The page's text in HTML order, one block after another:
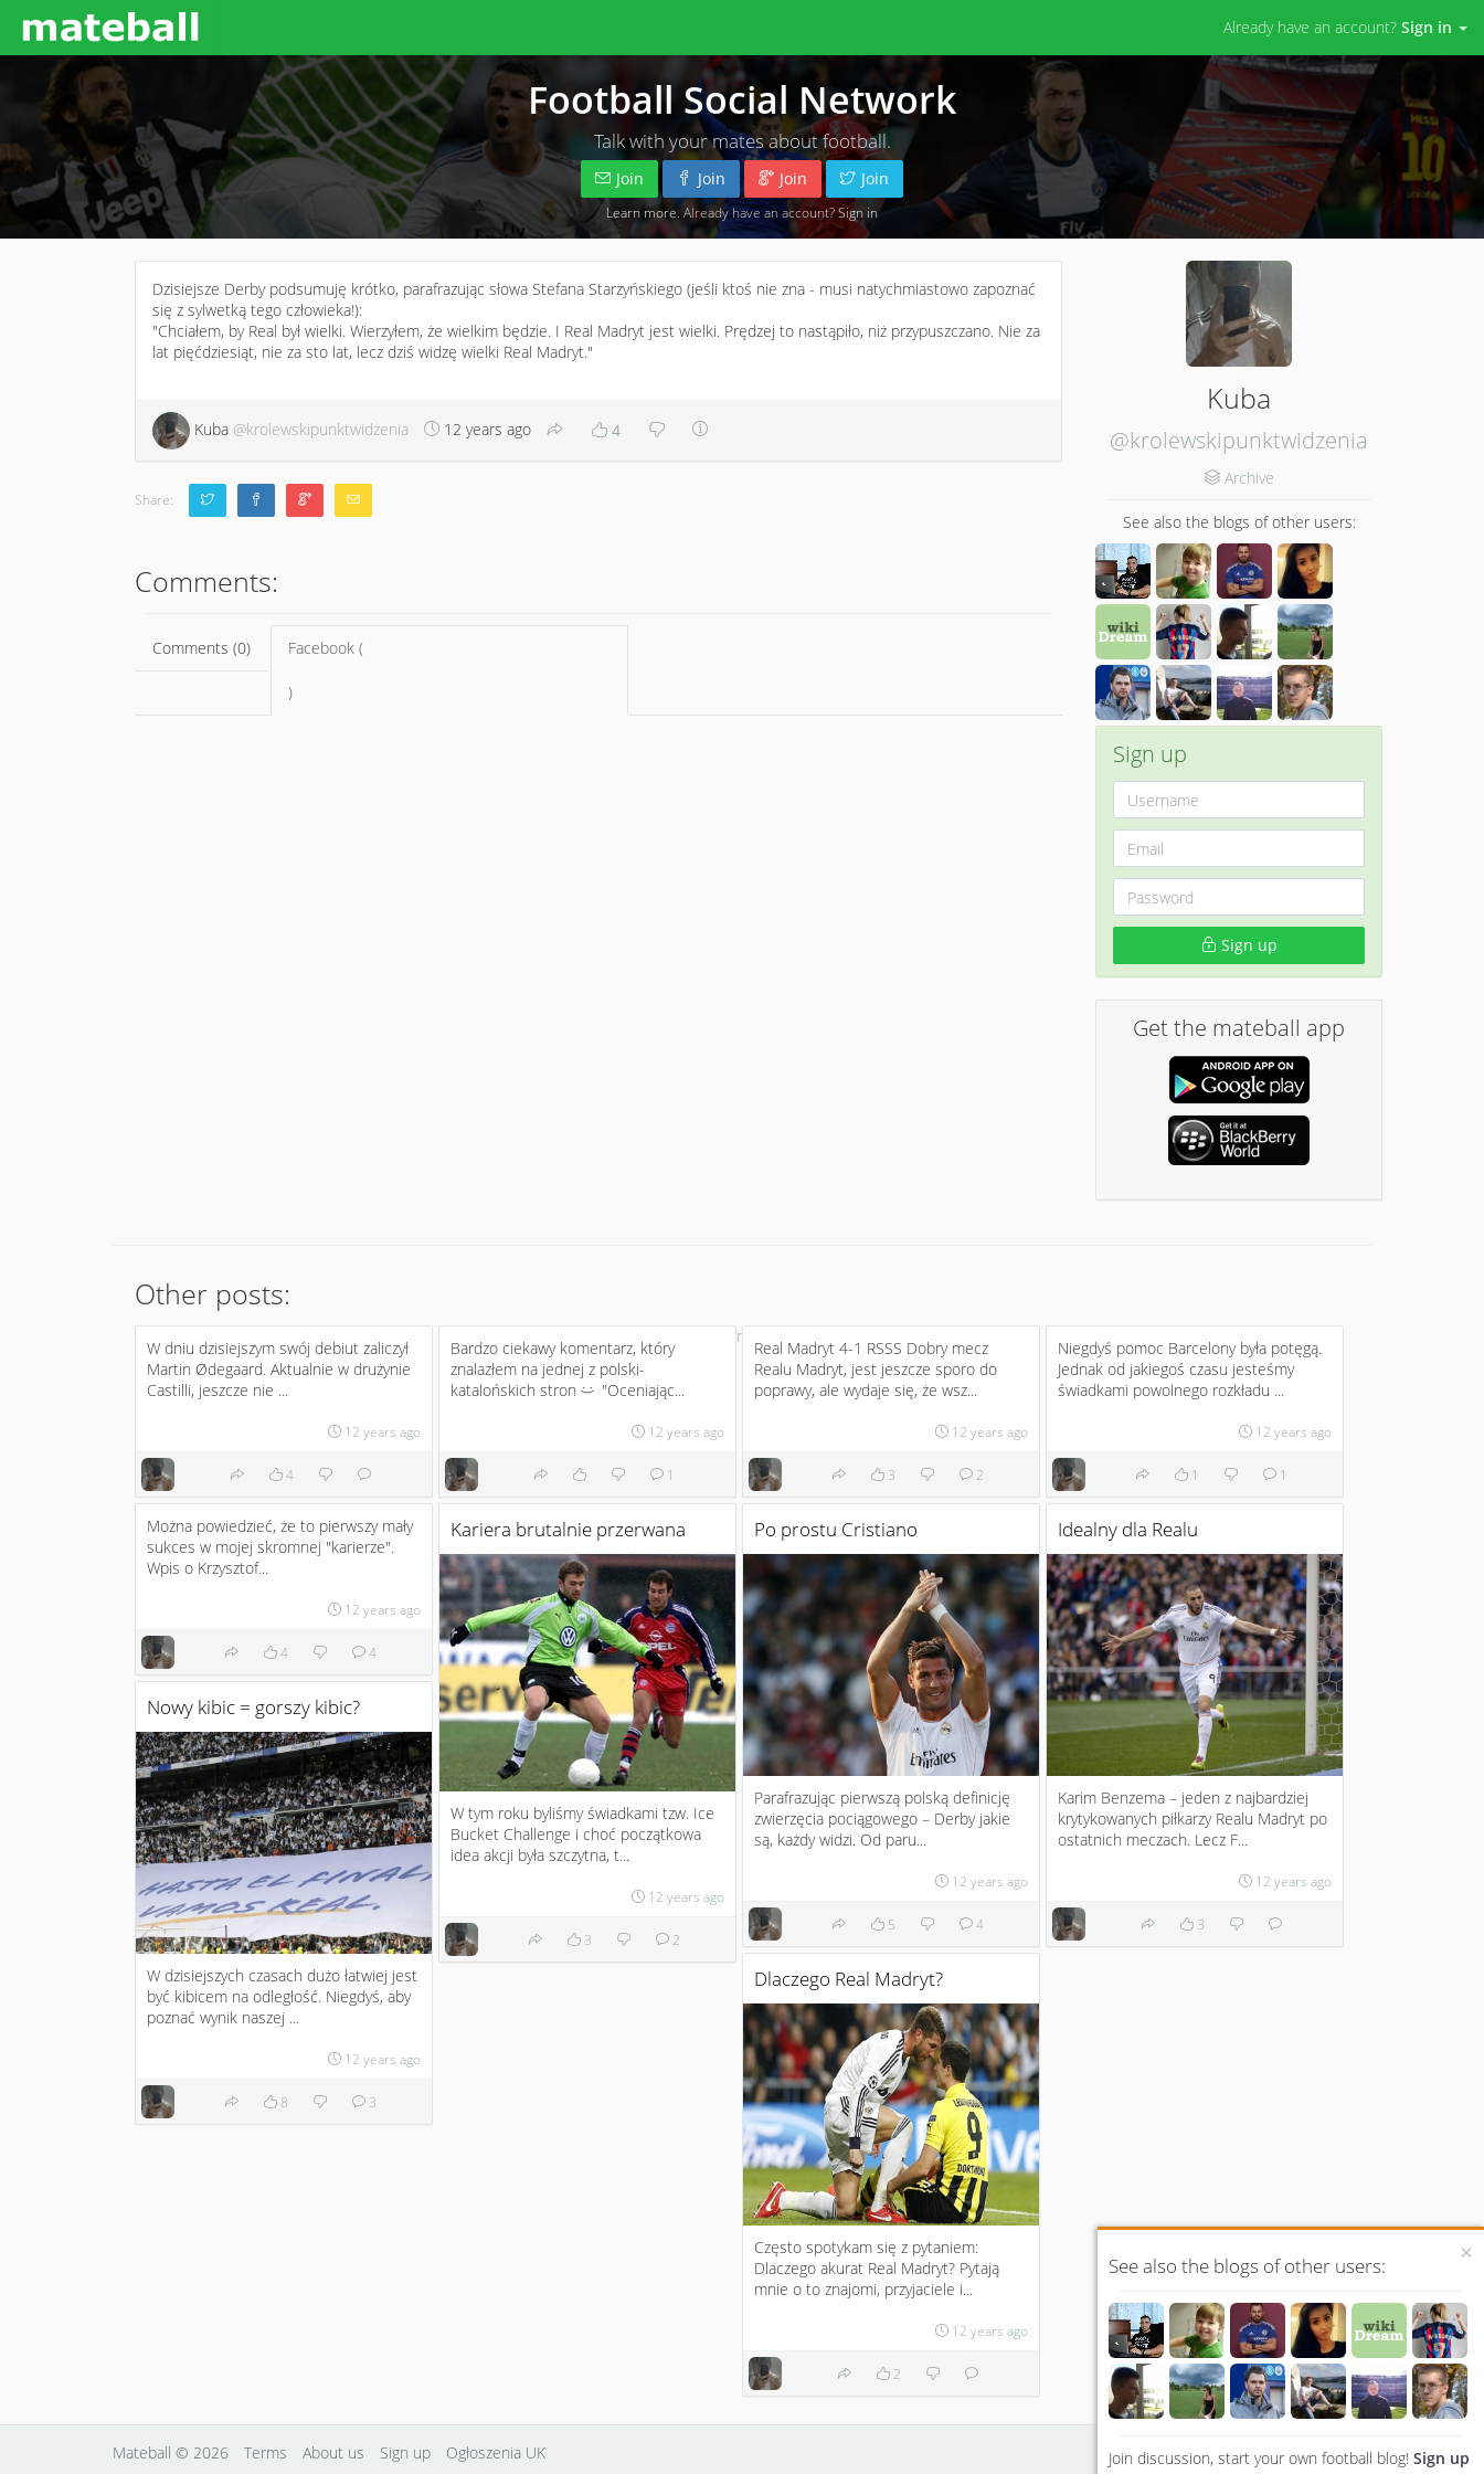
Already have an account? Sign in
Football Social Network
Talk with your mates about football.
Join Join Join Join
Learn more . Already have an account?Sign in
Dzisiejsze Derby podsumuję krótko, parafrazując słowa Stefana Starzyńskiego (jeśli ktoś nie zna - musi natychmiastowo zapoznać
się z sylwetką tego człowieka!):
"Chciałem, by Real był wielki. Wierzyłem, że wielkim będzie. I Real Madryt jest wielki. Prędzej to nastąpiło, niż przypuszczano. Nie za
lat pięćdziesiąt, nie za sto lat, lecz dziś widzę wielki Real Madryt."
Kuba @krolewskipunktwidzenia 12 years ago 4
Share:
Comments:
Comments (0) Facebook (
)
×
See also the blogs of other users:
Join discussion, start your own football blog! Sign up
Kuba
@krolewskipunktwidzenia
Archive
See also the blogs of other users:
Sign up
Sign up
Get the mateball app
Other posts:
W dniu dzisiejszym swój debiut zaliczył
Martin Ødegaard. Aktualnie w drużynie
Castilli, jeszcze nie ...
12 years ago
4
Bardzo ciekawy komentarz, który
znalazłem na jednej z polski-
katalońskich stron
:) "Oceniając...
12 years ago
1
Real Madryt 4-1 RSSS Dobry mecz
Realu Madryt, jest jeszcze sporo do
poprawy, ale wydaje się, że wsz...
12 years ago
3 2
Niegdyś pomoc Barcelony była potęgą.
Jednak od jakiegoś czasu jesteśmy
świadkami powolnego rozkładu ...
12 years ago
1 1
Można powiedzieć, że to pierwszy mały
sukces w mojej skromnej "karierze".
Wpis o Krzysztof...
12 years ago
4 4
Kariera brutalnie przerwana
W tym roku byliśmy świadkami tzw. Ice
Bucket Challenge i choć początkowa
idea akcji była szczytna, t...
12 years ago
3 2
Po prostu Cristiano
Parafrazując pierwszą polską definicję
zwierzęcia pociągowego – Derby jakie
są, każdy widzi. Od paru...
12 years ago
5 4
Idealny dla Realu
Karim Benzema – jeden z najbardziej
krytykowanych piłkarzy Realu Madryt po
ostatnich meczach. Lecz F...
12 years ago
3
Nowy kibic = gorszy kibic?
W dzisiejszych czasach dużo łatwiej jest
być kibicem na odległość. Niegdyś, aby
poznać wynik naszej ...
12 years ago
8 3
Dlaczego Real Madryt?
Często spotykam się z pytaniem:
Dlaczego akurat Real Madryt? Pytają
mnie o to znajomi, przyjaciele i...
12 years ago
2
No more
Language
Mateball © 2026 Terms About us Sign up Ogłoszenia UK